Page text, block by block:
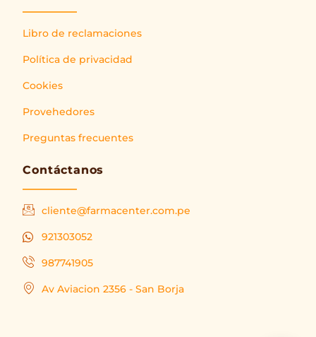
Libro de reclamaciones
Política de privacidad
Cookies
Provehedores
Preguntas frecuentes
Contáctanos
cliente@farmacenter.com.pe
921303052
987741905
Av Aviacion 2356 - San Borja